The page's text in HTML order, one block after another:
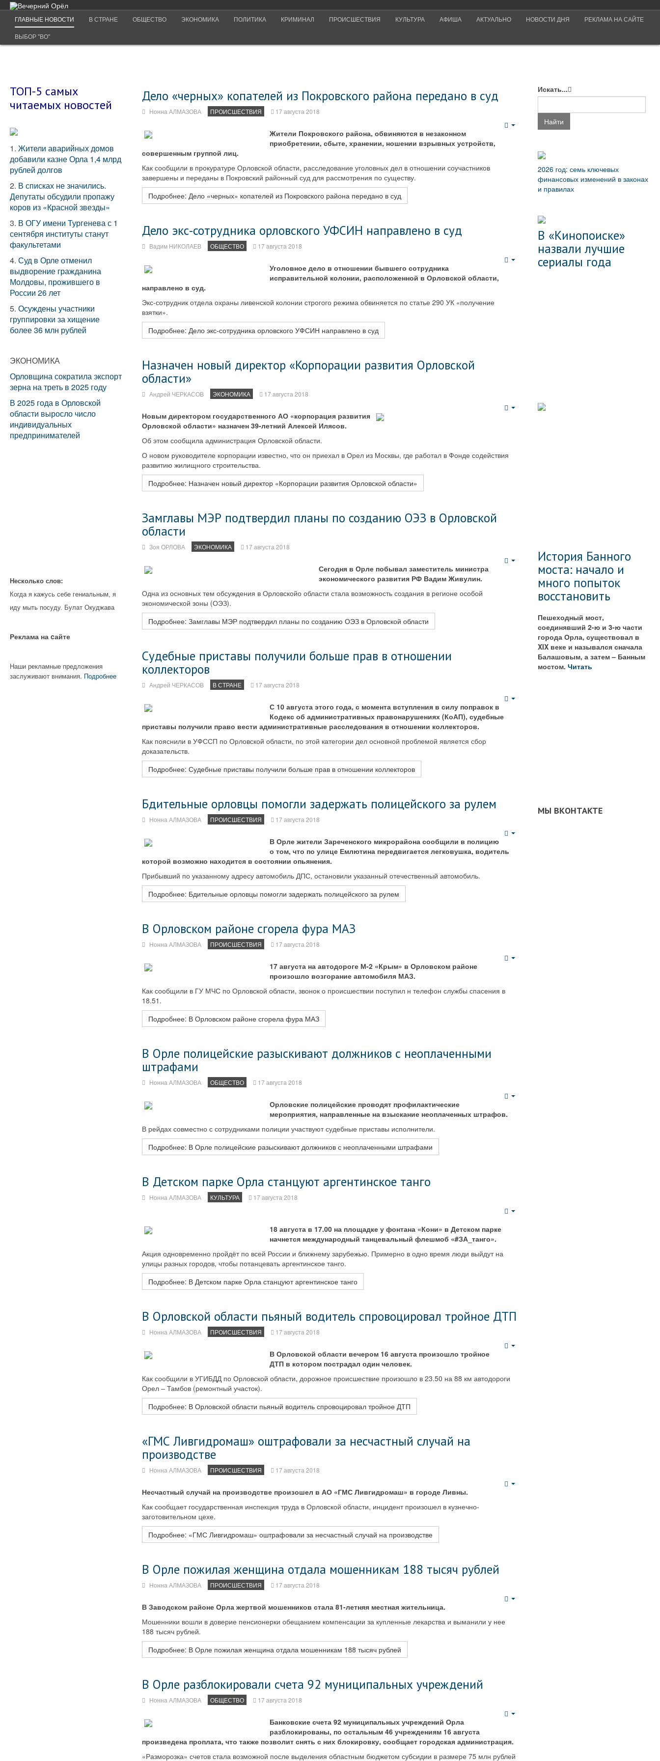
ГЛАВНЫЕ НОВОСТИ В СТРАНЕ ОБЩЕСТВО ЭКОНОМИКА ПОЛИТИКА КРИМИНАЛ ПРОИСШЕСТВИЯ КУЛЬТУРА АФИША АКТУАЛЬНО НОВОСТИ ДНЯ РЕКЛАМА НА САЙТЕ
ВЫБОР "ВО"
Дело «черных» копателей из Покровского района передано в суд
Нонна АЛМАЗОВА ПРОИСШЕСТВИЯ 17 августа 2018
Жители Покровского района, обвиняются в незаконном
приобретении, сбыте, хранении, ношении взрывных устройств,
совершенным группой лиц.
Как сообщили в прокуратуре Орловской области, расследование уголовных дел в отношении соучастников
завершены и переданы в Покровский районный суд для рассмотрения по существу.
Подробнее: Дело «черных» копателей из Покровского района передано в суд
Дело экс-сотрудника орловского УФСИН направлено в суд
Вадим НИКОЛАЕВ ОБЩЕСТВО 17 августа 2018
Уголовное дело в отношении бывшего сотрудника
исправительной колонии, расположенной в Орловской области,
направлено в суд.
Экс-сотрудник отдела охраны ливенской колонии строгого режима обвиняется по статье 290 УК «получение
взятки».
Подробнее: Дело экс-сотрудника орловского УФСИН направлено в суд
Назначен новый директор «Корпорации развития Орловской
области»
Андрей ЧЕРКАСОВ ЭКОНОМИКА 17 августа 2018
Новым директором государственного АО «корпорация развития
Орловской области» назначен 39-летний Алексей Илясов.
Об этом сообщила администрация Орловской области.
О новом руководителе корпорации известно, что он приехал в Орел из Москвы, где работал в Фонде содействия
развитию жилищного строительства.
Подробнее: Назначен новый директор «Корпорации развития Орловской области»
Замглавы МЭР подтвердил планы по созданию ОЭЗ в Орловской
области
Зоя ОРЛОВА ЭКОНОМИКА 17 августа 2018
Сегодня в Орле побывал заместитель министра
экономического развития РФ Вадим Живулин.
Одна из основных тем обсуждения в Орловскойо области стала возможность создания в регионе особой
экономической зоны (ОЭЗ).
Подробнее: Замглавы МЭР подтвердил планы по созданию ОЭЗ в Орловской области
Судебные приставы получили больше прав в отношении
коллекторов
Андрей ЧЕРКАСОВ В СТРАНЕ 17 августа 2018
С 10 августа этого года, с момента вступления в силу поправок в
Кодекс об административных правонарушениях (КоАП), судебные
приставы получили право вести административные расследования в отношении коллекторов.
Как пояснили в УФССП по Орловской области, по этой категории дел основной проблемой является сбор
доказательств.
Подробнее: Судебные приставы получили больше прав в отношении коллекторов
Бдительные орловцы помогли задержать полицейского за рулем
Нонна АЛМАЗОВА ПРОИСШЕСТВИЯ 17 августа 2018
В Орле жители Зареченского микрорайона сообщили в полицию
о том, что по улице Емлютина передвигается легковушка, водитель
которой возможно находится в состоянии опьянения.
Прибывший по указанному адресу автомобиль ДПС, остановили указанный отечественный автомобиль.
Подробнее: Бдительные орловцы помогли задержать полицейского за рулем
В Орловском районе сгорела фура МАЗ
Нонна АЛМАЗОВА ПРОИСШЕСТВИЯ 17 августа 2018
17 августа на автодороге М-2 «Крым» в Орловском районе
произошло возгорание автомобиля МАЗ.
Как сообщили в ГУ МЧС по Орловской области, звонок о происшествии поступил н телефон службы спасения в
18.51.
Подробнее: В Орловском районе сгорела фура МАЗ
В Орле полицейские разыскивают должников с неоплаченными
штрафами
Нонна АЛМАЗОВА ОБЩЕСТВО 17 августа 2018
Орловские полицейские проводят профилактические
мероприятия, направленные на взыскание неоплаченных штрафов.
В рейдах совместно с сотрудниками полиции участвуют судебные приставы исполнители.
Подробнее: В Орле полицейские разыскивают должников с неоплаченными штрафами
В Детском парке Орла станцуют аргентинское танго
Нонна АЛМАЗОВА КУЛЬТУРА 17 августа 2018
18 августа в 17.00 на площадке у фонтана «Кони» в Детском парке
начнется международный танцевальный флешмоб «#ЗА_танго».
Акция одновременно пройдёт по всей России и ближнему зарубежью. Примерно в одно время люди выйдут на
улицы разных городов, чтобы потанцевать аргентинское танго.
Подробнее: В Детском парке Орла станцуют аргентинское танго
В Орловской области пьяный водитель спровоцировал тройное ДТП
Нонна АЛМАЗОВА ПРОИСШЕСТВИЯ 17 августа 2018
В Орловской области вечером 16 августа произошло тройное
ДТП в котором пострадал один человек.
Как сообщили в УГИБДД по Орловской области, дорожное происшествие произошло в 23.50 на 88 км автодороги
Орел – Тамбов (ремонтный участок).
Подробнее: В Орловской области пьяный водитель спровоцировал тройное ДТП
«ГМС Ливгидромаш» оштрафовали за несчастный случай на
производстве
Нонна АЛМАЗОВА ПРОИСШЕСТВИЯ 17 августа 2018
Несчастный случай на производстве произошел в АО «ГМС Ливгидромаш» в городе Ливны.
Как сообщает государственная инспекция труда в Орловской области, инцидент произошел в кузнечно-
заготовительном цехе.
Подробнее: «ГМС Ливгидромаш» оштрафовали за несчастный случай на производстве
В Орле пожилая женщина отдала мошенникам 188 тысяч рублей
Нонна АЛМАЗОВА ПРОИСШЕСТВИЯ 17 августа 2018
В Заводском районе Орла жертвой мошенников стала 81-летняя местная жительница.
Мошенники вошли в доверие пенсионерки обещанием компенсации за купленные лекарства и выманили у нее
188 тысяч рублей.
Подробнее: В Орле пожилая женщина отдала мошенникам 188 тысяч рублей
В Орле разблокировали счета 92 муниципальных учреждений
Нонна АЛМАЗОВА ОБЩЕСТВО 17 августа 2018
Банковские счета 92 муниципальных учреждений Орла
разблокированы, по остальным 46 учреждениям 16 августа
произведена проплата, что также позволит снять с них блокировку, сообщает городская администрация.
«Разморозка» счетов стала возможной после выделения областным бюджетом субсидии в размере 75 млн рублей
ТОП-5 самых
читаемых новостей
1. Жители аварийных домов
добавили казне Орла 1,4 млрд
рублей долгов
2. В списках не значились.
Депутаты обсудили пропажу
коров из «Красной звезды»
3. В ОГУ имени Тургенева с 1
сентября институты станут
факультетами
4. Суд в Орле отменил
выдворение гражданина
Молдовы, прожившего в
России 26 лет
5. Осуждены участники
группировки за хищение
более 36 млн рублей
ЭКОНОМИКА
Орловщина сократила экспорт
зерна на треть в 2025 году
В 2025 года в Орловской
области выросло число
индивидуальных
предпринимателей
Несколько слов:
Когда я кажусь себе гениальным, я
иду мыть посуду. Булат Окуджава
Реклама на cайте
Наши рекламные предложения
заслуживают внимания. Подробнее
Искать...
Найти
2026 год: семь ключевых
финансовых изменений в законах
и правилах
В «Кинопоиске»
назвали лучшие
сериалы года
История Банного
моста: начало и
много попыток
восстановить
Пешеходный мост,
соединявший 2-ю и 3-ю части
города Орла, существовал в
XIX веке и назывался сначала
Балашовым, а затем – Банным
мостом.Читать
МЫ ВКОНТАКТЕ